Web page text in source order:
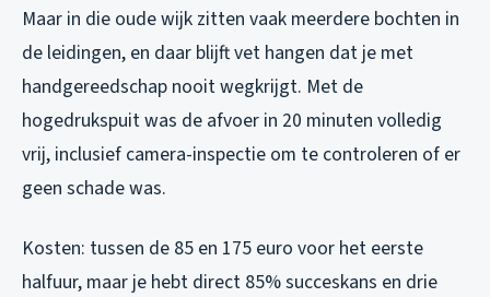
Maar in die oude wijk zitten vaak meerdere bochten in
de leidingen, en daar blijft vet hangen dat je met
handgereedschap nooit wegkrijgt. Met de
hogedrukspuit was de afvoer in 20 minuten volledig
vrij, inclusief camera-inspectie om te controleren of er
geen schade was.
Kosten: tussen de 85 en 175 euro voor het eerste
halfuur, maar je hebt direct 85% succeskans en drie